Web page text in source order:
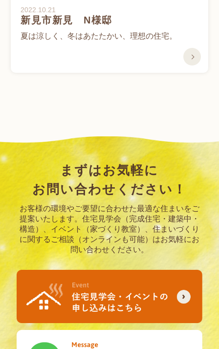
2022.10.21
新見市新見 N様邸
夏は涼しく、冬はあたたかい、理想の住宅。
まずはお気軽に
お問い合わせください！
お客様の環境やご要望に合わせた最適な住まいをご
提案いたします。 住宅見学会（完成住宅・建築中・
構造）、イベント（家づくり教室）、住まいづくり
に関するご相談（オンラインも可能）はお気軽にお
問い合わせください。